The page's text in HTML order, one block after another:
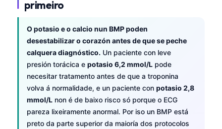
primeiro
O potasio e o calcio nun BMP poden
desestabilizar o corazón antes de que se peche
calquera diagnóstico. Un paciente con leve
presión torácica e potasio 6,2 mmol/L pode
necesitar tratamento antes de que a troponina
volva á normalidade, e un paciente con potasio 2,8
mmol/L non é de baixo risco só porque o ECG
pareza lixeiramente anormal. Por iso un BMP está
preto da parte superior da maioría dos protocolos